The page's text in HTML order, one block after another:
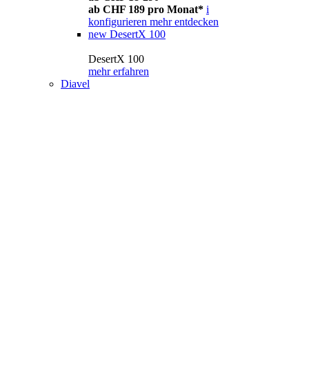
ab CHF 189 pro Monat* i
konfigurieren mehr entdecken
new DesertX 100
DesertX 100
mehr erfahren
Diavel